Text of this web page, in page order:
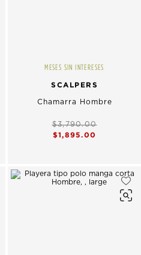
MESES SIN INTERESES
SCALPERS
Chamarra Hombre
$3,790.00
$1,895.00